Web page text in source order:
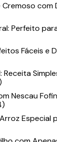
com
Perfeito
Fáceis e
Receita
Nescau
Especial